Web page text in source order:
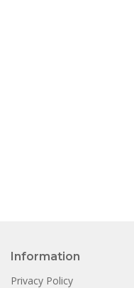
Information
Privacy Policy